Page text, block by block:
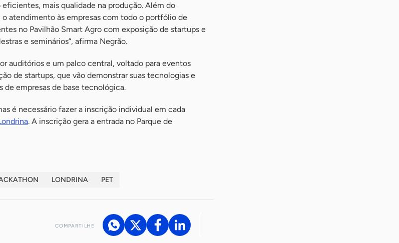
mais qualidade na produção. Além do
atendimento às empresas com todo o portfólio de
no Pavilhão Smart Agro com exposição de startups e
e seminários”, afirma Negrão.
auditórios e um palco central, voltado para eventos
de startups, que vão demonstrar suas tecnologias e
de empresas de base tecnológica.
é necessário fazer a inscrição individual em cada
. A inscrição gera a entrada no Parque de
LONDRINA PET
COMPARTILHE